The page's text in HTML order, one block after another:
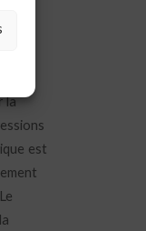
la
est